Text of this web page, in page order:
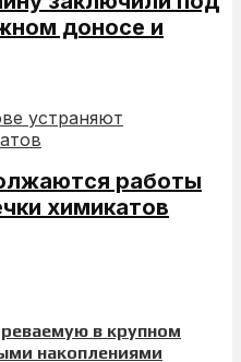
доносе и
работы
химикатов
в крупном
накоплениями